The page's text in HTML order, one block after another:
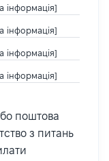
інформація]
інформація]
інформація]
інформація]
поштова
з питань